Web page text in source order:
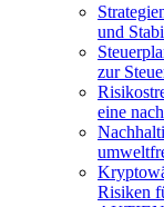
und
zur
eine
Risiken